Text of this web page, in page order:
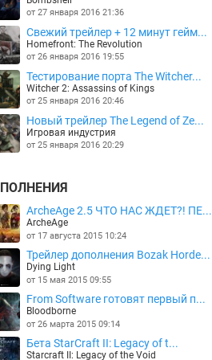
от 27 января 2016 21:36
Cвежий трейлер + 12 минут гейм...
Homefront: The Revolution
от 26 января 2016 19:55
Тестирование порта The Witcher...
Witcher 2: Assassins of Kings
от 25 января 2016 20:46
Новый трейлер The Legend of Ze...
Игровая индустрия
от 25 января 2016 20:29
ArcheAge 2.5 ЧТО НАС ЖДЕТ?! ПЕ...
ArcheAge
от 17 августа 2015 10:24
Трейлер дополнения Bozak Horde...
Dying Light
от 15 мая 2015 09:55
From Software готовят первый п...
Bloodborne
от 26 марта 2015 09:14
Бета StarCraft II: Legacy of t...
Starcraft II: Legacy of the Void